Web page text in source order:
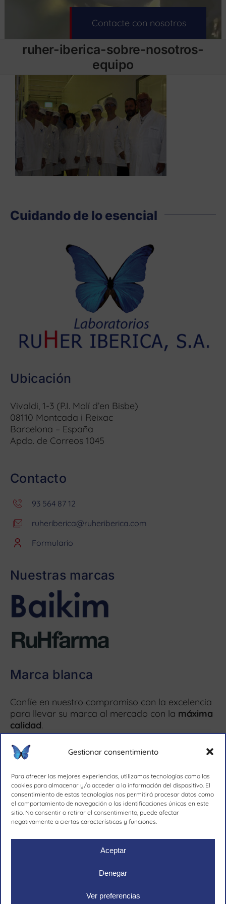
Gestionar consentimiento
Para ofrecer las mejores experiencias, utilizamos tecnologías como las
cookies para almacenar y/o acceder a la información del dispositivo. El
consentimiento de estas tecnologías nos permitirá procesar datos como
el comportamiento de navegación o las identificaciones únicas en este
sitio. No consentir o retirar el consentimiento, puede afectar
negativamente a ciertas características y funciones.
Aceptar
Denegar
Ver preferencias
Contacte con nosotros
ruher-iberica-sobre-nosotros-
equipo
Cuidando de lo esencial
Ubicación
Vivaldi, 1-3 (P.I. Molí d’en Bisbe)
08110 Montcada i Reixac
Barcelona – España
Apdo. de Correos 1045
Contacto
93 564 87 12
ruheriberica@ruheriberica.com
Formulario
Nuestras marcas
Marca blanca
Confíe en nuestro compromiso con la excelencia
para llevar su marca al mercado con la máxima
calidad.
Más información ↗
desde 1981.
Cookies